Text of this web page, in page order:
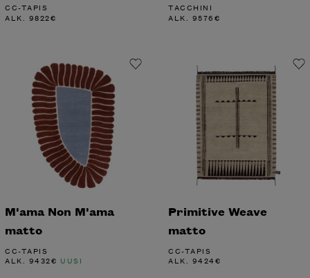
CC-TAPIS
ALK. 9822€
TACCHINI
ALK. 9576€
M'ama Non M'ama
matto
CC-TAPIS
ALK. 9432€ UUSI
Primitive Weave
matto
CC-TAPIS
ALK. 9424€